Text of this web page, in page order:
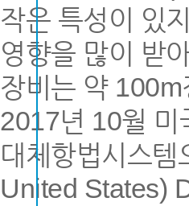
작은 특성이 있
영향을 많이 받
장비는 약
2017년 10월 미
대체항법시스
United States)